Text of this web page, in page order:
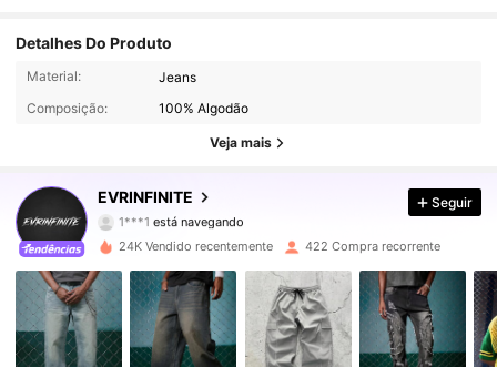
Detalhes Do Produto
Material:
Jeans
Composição:
100% Algodão
Veja mais
EVRINFINITE
3.6K Seguidores
1***1 está navegando
4,73
3.6K Seguidores
4,73 3.6K Seguidores
4,73 3.6K Seguidores
Seguir
24K Vendido recentemente 422 Compra recorrente